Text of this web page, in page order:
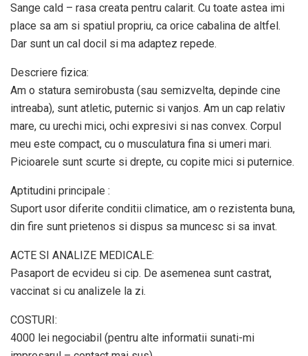
Sange cald – rasa creata pentru calarit. Cu toate astea imi
place sa am si spatiul propriu, ca orice cabalina de altfel.
Dar sunt un cal docil si ma adaptez repede.
Descriere fizica:
Am o statura semirobusta (sau semizvelta, depinde cine
intreaba), sunt atletic, puternic si vanjos. Am un cap relativ
mare, cu urechi mici, ochi expresivi si nas convex. Corpul
meu este compact, cu o musculatura fina si umeri mari.
Picioarele sunt scurte si drepte, cu copite mici si puternice.
Aptitudini principale :
Suport usor diferite conditii climatice, am o rezistenta buna,
din fire sunt prietenos si dispus sa muncesc si sa invat.
ACTE SI ANALIZE MEDICALE:
Pasaport de ecvideu si cip. De asemenea sunt castrat,
vaccinat si cu analizele la zi.
COSTURI:
4000 lei negociabil (pentru alte informatii sunati-mi